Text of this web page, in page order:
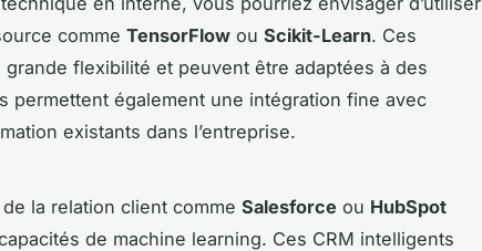
comme TensorFlow ou Scikit-Learn. Ces
flexibilité et peuvent être adaptées à des
permettent également une intégration fine avec
existants dans l’entreprise.
la relation client comme Salesforce ou HubSpot
de machine learning. Ces CRM intelligents